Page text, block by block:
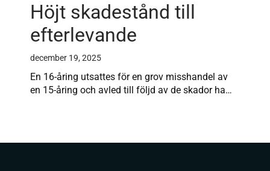
Höjt skadestånd till
efterlevande
december 19, 2025
En 16-åring utsattes för en grov misshandel av
en 15-åring och avled till följd av de skador ha…